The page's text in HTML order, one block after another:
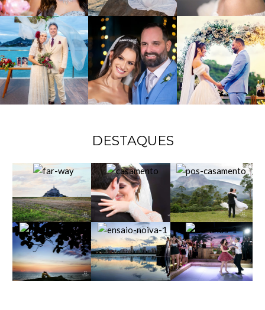
DESTAQUES